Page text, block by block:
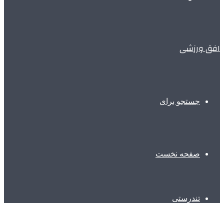
افق ورزشی
جستجو برای
صفحه نخست
تندرستی